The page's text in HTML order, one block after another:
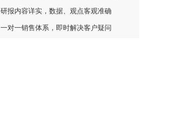
研报内容详实，数据、观点客观准确
一对一销售体系，即时解决客户疑问